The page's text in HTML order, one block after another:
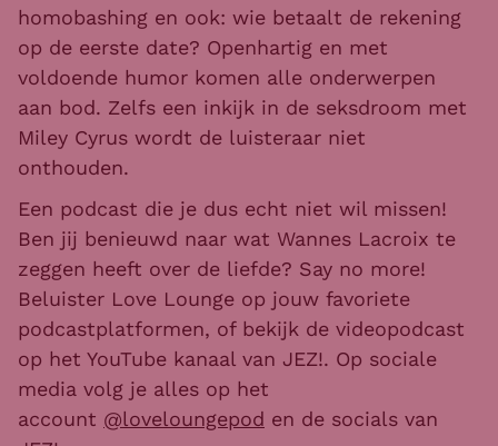
homobashing en ook: wie betaalt de rekening
op de eerste date? Openhartig en met
voldoende humor komen alle onderwerpen
aan bod. Zelfs een inkijk in de seksdroom met
Miley Cyrus wordt de luisteraar niet
onthouden.
Een podcast die je dus echt niet wil missen!
Ben jij benieuwd naar wat Wannes Lacroix te
zeggen heeft over de liefde? Say no more!
Beluister Love Lounge op jouw favoriete
podcastplatformen, of bekijk de videopodcast
op het YouTube kanaal van JEZ!. Op sociale
media volg je alles op het
account @loveloungepod en de socials van